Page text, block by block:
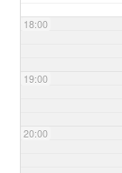
18:00
19:00
20:00